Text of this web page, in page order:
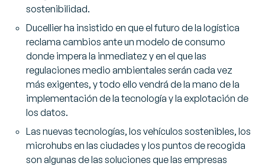
sostenibilidad.
Ducellier ha insistido en que el futuro de la logística
reclama cambios ante un modelo de consumo
donde impera la inmediatez y en el que las
regulaciones medio ambientales serán cada vez
más exigentes, y todo ello vendrá de la mano de la
implementación de la tecnología y la explotación de
los datos.
Las nuevas tecnologías, los vehículos sostenibles, los
microhubs en las ciudades y los puntos de recogida
son algunas de las soluciones que las empresas